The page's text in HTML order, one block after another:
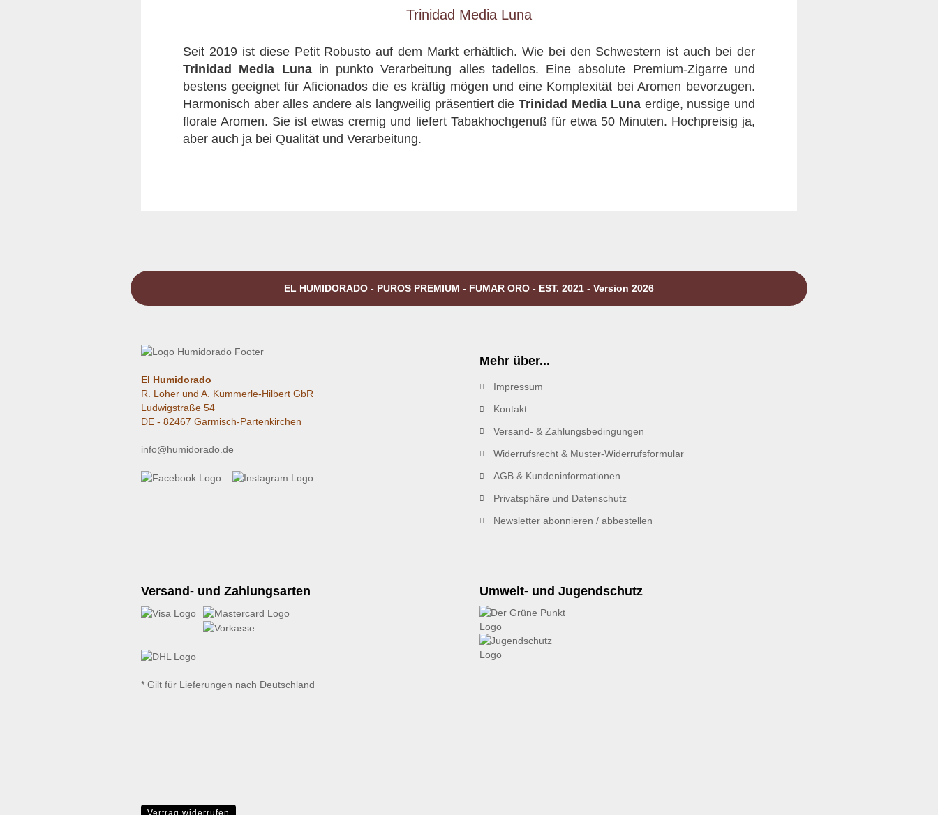
Trinidad Media Luna
Seit 2019 ist diese Petit Robusto auf dem Markt erhältlich. Wie bei den Schwestern ist auch bei der
Trinidad Media Lunain punkto Verarbeitung alles tadellos. Eine absolute Premium-Zigarre und
bestens geeignet für Aficionados die es kräftig mögen und eine Komplexität bei Aromen bevorzugen.
Harmonisch aber alles andere als langweilig präsentiert die Trinidad Media Luna erdige, nussige und
florale Aromen. Sie ist etwas cremig und liefert Tabakhochgenuß für etwa 50 Minuten. Hochpreisig ja,
aber auch ja bei Qualität und Verarbeitung.
EL HUMIDORADO - PUROS PREMIUM - FUMAR ORO - EST. 2021 - Version 2026
El Humidorado
R. Loher und A. Kümmerle-Hilbert GbR
Ludwigstraße 54
DE - 82467 Garmisch-Partenkirchen
info@humidorado.de
Mehr über...
Impressum
Kontakt
Versand- & Zahlungsbedingungen
Widerrufsrecht & Muster-Widerrufsformular
AGB & Kundeninformationen
Privatsphäre und Datenschutz
Newsletter abonnieren / abbestellen
Versand- und Zahlungsarten
* Gilt für Lieferungen nach Deutschland
Umwelt- und Jugendschutz
Vertrag widerrufen